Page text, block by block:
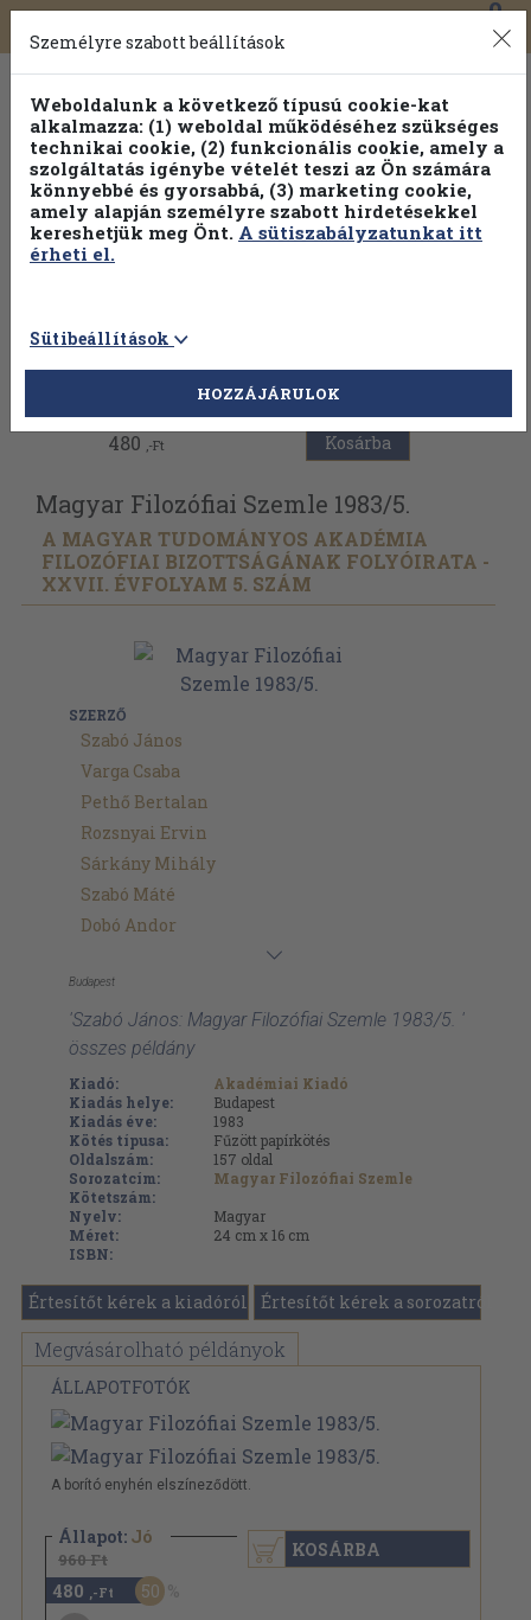
Toggle
navigation
0
Vissza az előző oldalra
480 ,-Ft Kosárba
Magyar Filozófiai Szemle 1983/5.
A MAGYAR TUDOMÁNYOS AKADÉMIA
FILOZÓFIAI BIZOTTSÁGÁNAK FOLYÓIRATA -
XXVII. ÉVFOLYAM 5. SZÁM
SZERZŐ
Szabó János
Varga Csaba
Pethő Bertalan
Rozsnyai Ervin
Sárkány Mihály
Szabó Máté
Dobó Andor
Budapest
'Szabó János: Magyar Filozófiai Szemle 1983/5. '
összes példány
Kiadó:
Akadémiai Kiadó
Kiadás helye:
Budapest
Kiadás éve:
1983
Kötés típusa:
Fűzött papírkötés
Oldalszám:
157 oldal
Sorozatcím:
Magyar Filozófiai Szemle
Kötetszám:
Nyelv:
Magyar
Méret:
24 cm x 16 cm
ISBN:
Értesítőt kérek a kiadóról Értesítőt kérek a sorozatról
Megvásárolható példányok
ÁLLAPOTFOTÓK
A borító enyhén elszíneződött.
Állapot: Jó
960 Ft
480 ,-Ft 50
KOSÁRBA
Személyre szabott beállítások
Weboldalunk a következő típusú cookie-kat
alkalmazza: (1) weboldal működéséhez szükséges
technikai cookie, (2) funkcionális cookie, amely a
szolgáltatás igénybe vételét teszi az Ön számára
könnyebbé és gyorsabbá, (3) marketing cookie,
amely alapján személyre szabott hirdetésekkel
kereshetjük meg Önt. A sütiszabályzatunkat itt
érheti el.
Sütibeállítások
HOZZÁJÁRULOK